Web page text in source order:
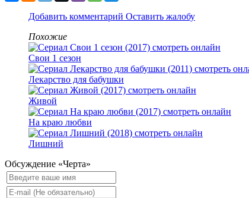
Добавить комментарий Оставить жалобу
Похожие
Свои 1 сезон
Лекарство для бабушки
Живой
На краю любви
Лишний
Обсуждение «Черта»